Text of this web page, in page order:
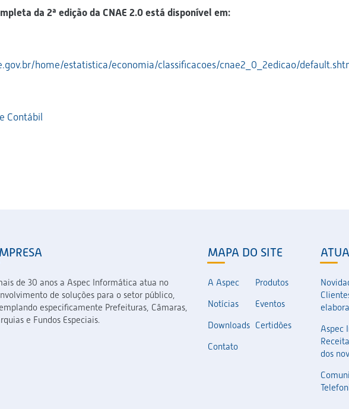
da 2ª edição da CNAE 2.0 está disponível em:
home/estatistica/economia/classificacoes/cnae2_0_2edicao/
Contábil
de 30 anos a Aspec Informática atua no
de soluções para o setor público,
especificamente Prefeituras, Câmaras,
e Fundos Especiais.
MAPA DO SITE
A Aspec
Produtos
Notícias
Eventos
Downloads Certidões
Contato
Aspec
dos